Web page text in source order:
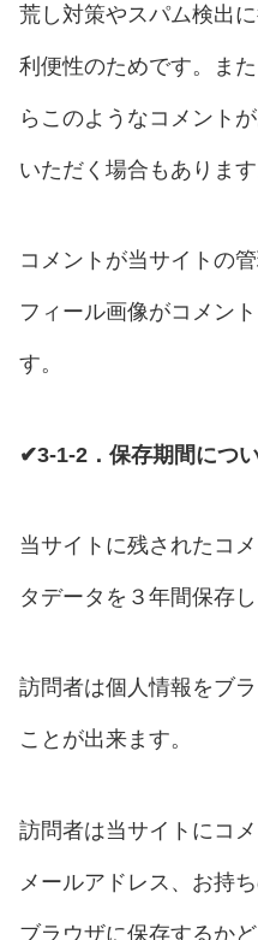
荒し対策やスパム検出
利便性のためです。ま
らこのようなコメント
いただく場合もあります
コメントが当サイトの
フィール画像がコメン
す。
✔3-1-2．保存期間につ
当サイトに残されたコ
タデータを３年間保存し
訪問者は個人情報をブ
ことが出来ます。
訪問者は当サイトにコ
メールアドレス、お持
ブラウザに保存するか